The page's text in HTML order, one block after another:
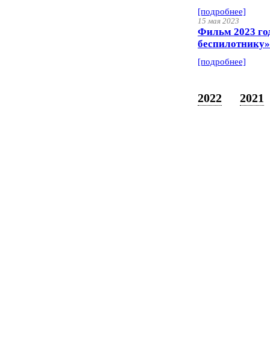
[подробнее]
15 мая 2023
Фильм 2023
беспилотнику»
[подробнее]
2022 2021